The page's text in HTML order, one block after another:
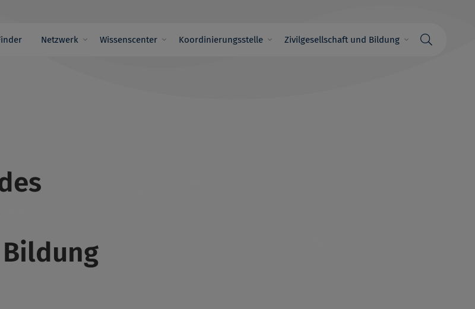
Hauptnavigation
Netzwerk Wissenscenter Koordinierungsstelle Zivilgesellschaft und Bildung